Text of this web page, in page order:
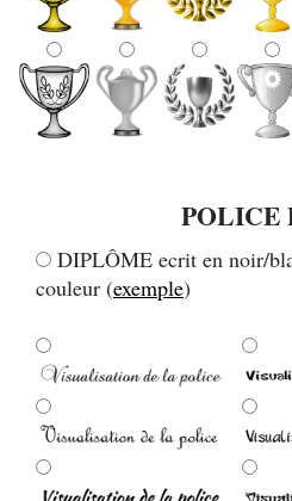
POLICE
DIPLÔME ecrit en noir/
couleur (exemple)